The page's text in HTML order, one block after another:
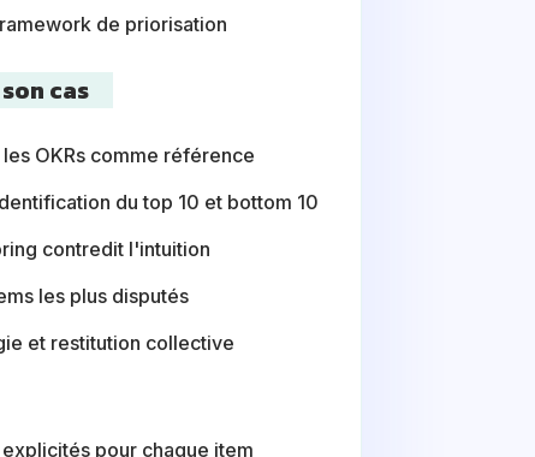
de priorisation
cas
OKRs comme référence
du top 10 et bottom 10
contredit l'intuition
les plus disputés
et restitution collective
pour chaque item